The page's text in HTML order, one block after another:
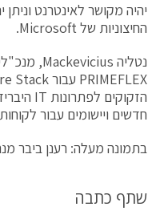
יהיה מקושר לאינטרנט
החיצוניות של Microsoft.
חדשים ויישומים עבור
בתמונה מעלה: רענן ביבר
שתף כתבה